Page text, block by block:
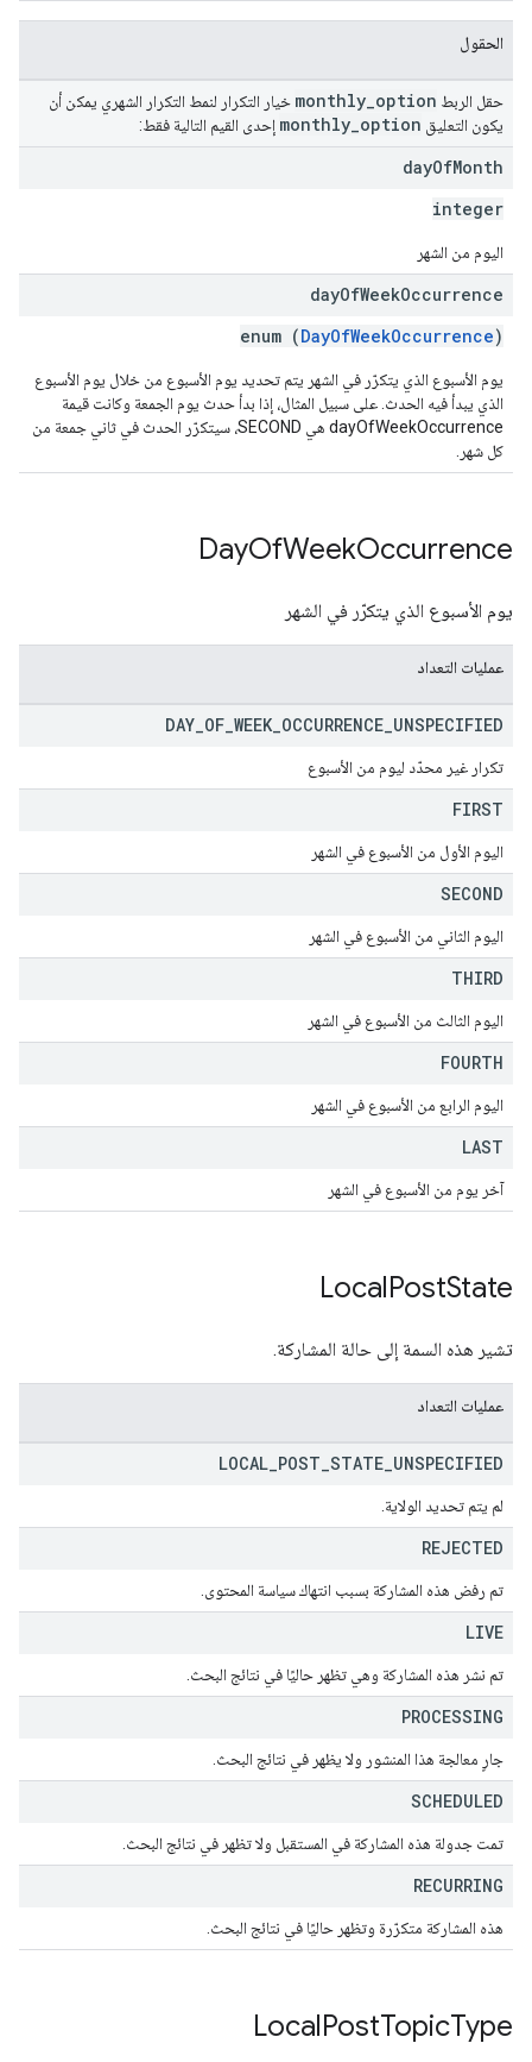
الحقول
حقل الربط monthly option
خيار التكرار لنمط التكرار الشهري يمكن أن
يكون التعليق
monthly option إحدى القيم التالية فقط:
dayOfMonth
integer
اليوم من الشهر
dayOfWeekOccurrence
enum (DayOfWeekOccurrence)
يوم الأسبوع الذي يتكرّر في الشهر يتم تحديد يوم الأسبوع من خلال يوم الأسبوع
الذي يبدأ فيه الحدث. على سبيل المثال، إذا بدأ حدث يوم الجمعة وكانت قيمة
dayOfWeekOccurrence هي SECOND، سيتكرّر الحدث في ثاني جمعة من
كل شهر.
DayOfWeekOccurrence
يوم الأسبوع الذي يتكرّر في الشهر
عمليات التعداد
DAY OF WEEK OCCURRENCE UNSPECIFIED
تكرار غير محدّد ليوم من الأسبوع
FIRST
اليوم الأول من الأسبوع في الشهر
SECOND
اليوم الثاني من الأسبوع في الشهر
THIRD
اليوم الثالث من الأسبوع في الشهر
FOURTH
اليوم الرابع من الأسبوع في الشهر
LAST
آخر يوم من الأسبوع في الشهر
LocalPostState
تشير هذه السمة إلى حالة المشاركة.
عمليات التعداد
LOCAL POST STATE UNSPECIFIED
لم يتم تحديد الولاية.
REJECTED
تم رفض هذه المشاركة بسبب انتهاك سياسة المحتوى.
LIVE
تم نشر هذه المشاركة وهي تظهر حاليًا في نتائج البحث.
PROCESSING
جارٍ معالجة هذا المنشور ولا يظهر في نتائج البحث.
SCHEDULED
تمت جدولة هذه المشاركة في المستقبل ولا تظهر في نتائج البحث.
RECURRING
هذه المشاركة متكرّرة وتظهر حاليًا في نتائج البحث.
LocalPostTopicType